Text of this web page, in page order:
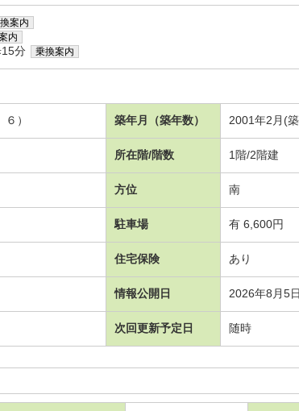
案内
内
分 乗換案内
） 築年月（築年数） 2001年2月(
所在階/階数 1階/2階建
方位 南
駐車場 有 6,600円
住宅保険 あり
情報公開日 2026年8月5日
次回更新予定日 随時